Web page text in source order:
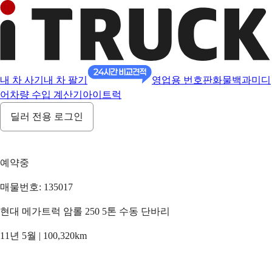
내 차 사기 내 차 팔기 영업용 번호판화물백과미디
어 차량 수입 계산기 아이트럭
딜러 전용 로그인
예약중
매물번호: 135017
현대 메가트럭 암롤 250 5톤 수동 단바리
11년 5월 | 100,320km